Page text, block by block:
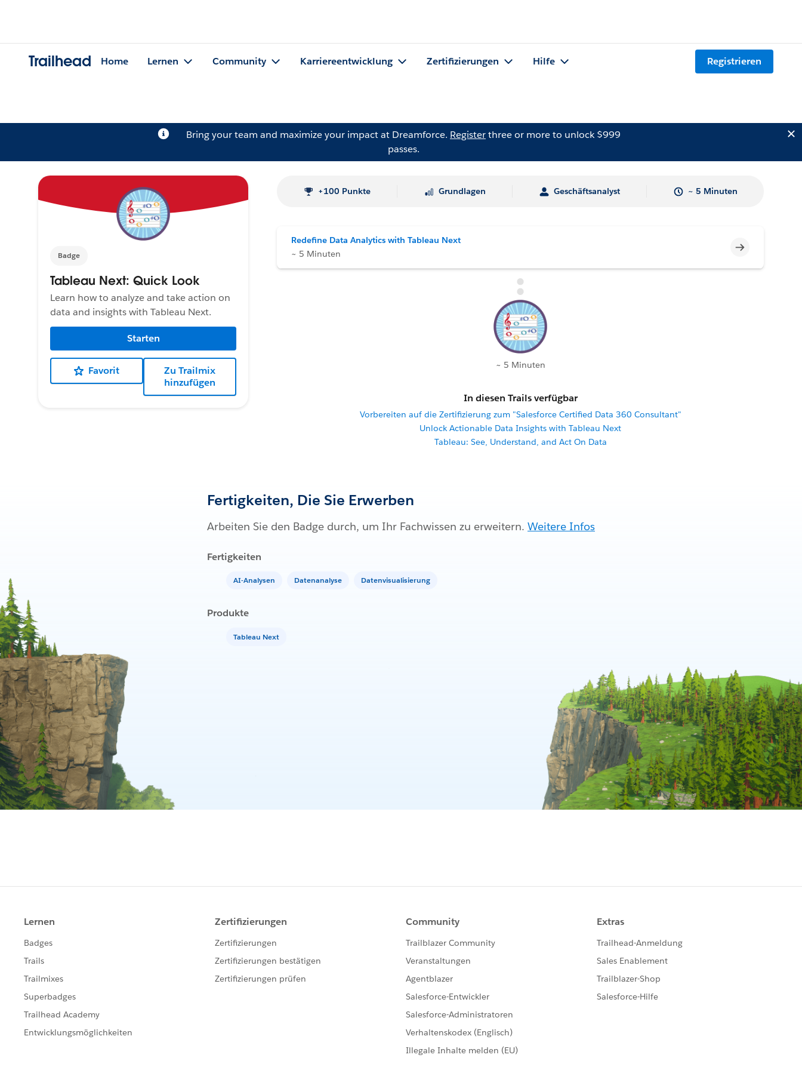
Trailhead Home Lernen Community Karriereentwicklung Zertifizierungen Hilfe Registrieren
Bring your team and maximize your impact at Dreamforce. Registerthree or more to unlock $999
passes.
Badge
Tableau Next: Quick Look
Learn how to analyze and take action on
data and insights with Tableau Next.
Starten
Favorit
Zu Trailmix
hinzufügen
+100 Punkte Grundlagen Geschäftsanalyst ~ 5 Minuten
Redefine Data Analytics with Tableau Next
~ 5 Minuten
Unvollständig
~ 5 Minuten
In diesen Trails verfügbar
Vorbereiten auf die Zertifizierung zum "Salesforce Certified Data 360 Consultant"
Unlock Actionable Data Insights with Tableau Next
Tableau: See, Understand, and Act On Data
Fertigkeiten, Die Sie Erwerben
Arbeiten Sie den Badge durch, um Ihr Fachwissen zu erweitern. Weitere Infos
Fertigkeiten
AI-Analysen Datenanalyse Datenvisualisierung
Produkte
Tableau Next